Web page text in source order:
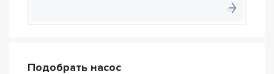
Подобрать насос